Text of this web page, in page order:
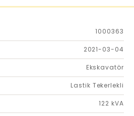
1000363
2021-03-04
Ekskavatör
Lastik Tekerlekli
122 kVA